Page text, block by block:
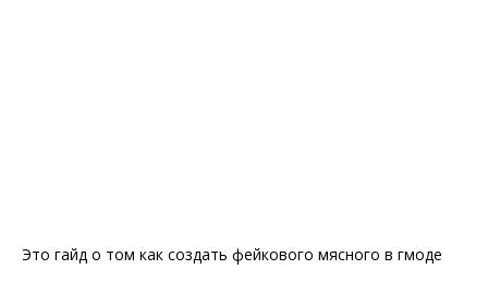
Это гайд о том как создать фейкового мясного в гмоде